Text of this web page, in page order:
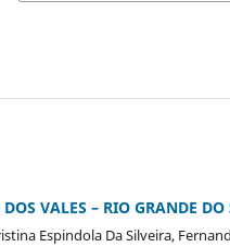
VALES – RIO GRANDE
Espindola Da Silveira,